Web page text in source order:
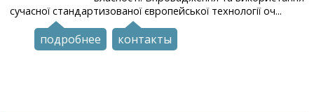
сучасної стандартизованої європейської технології оч...
подробнее контакты